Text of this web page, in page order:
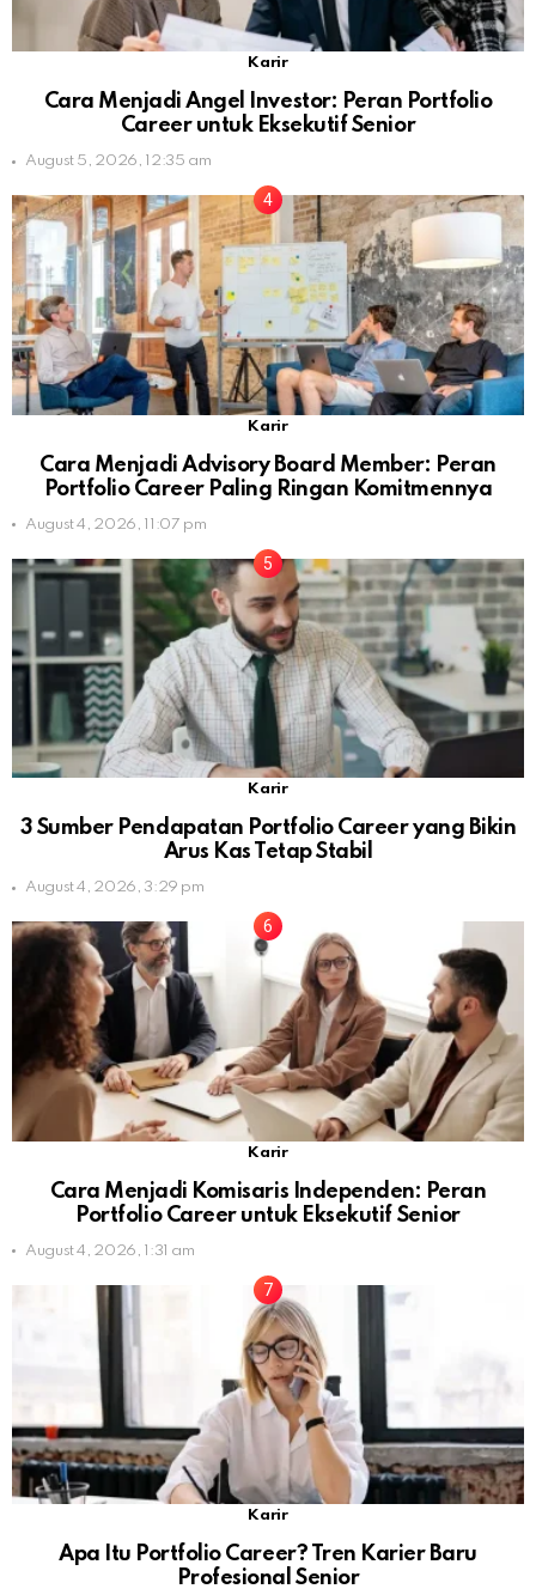
Karir
Cara Menjadi Angel Investor: Peran Portfolio
Career untuk Eksekutif Senior
August 5, 2026, 12:35 am
Karir
Cara Menjadi Advisory Board Member: Peran
Portfolio Career Paling Ringan Komitmennya
August 4, 2026, 11:07 pm
Karir
3 Sumber Pendapatan Portfolio Career yang Bikin
Arus Kas Tetap Stabil
August 4, 2026, 3:29 pm
Karir
Cara Menjadi Komisaris Independen: Peran
Portfolio Career untuk Eksekutif Senior
August 4, 2026, 1:31 am
Karir
Apa Itu Portfolio Career? Tren Karier Baru
Profesional Senior